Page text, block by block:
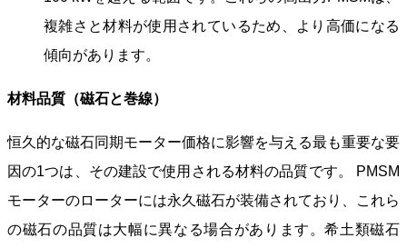
複雑さと材料が使用されているため、より高価になる
傾向があります。
材料品質（磁石と巻線）
恒久的な磁石同期モーター価格に影響を与える最も重要な要
因の1つは、その建設で使用される材料の品質です。 PMSM
モーターのローターには永久磁石が装備されており、これら
の磁石の品質は大幅に異なる場合があります。希土類磁石